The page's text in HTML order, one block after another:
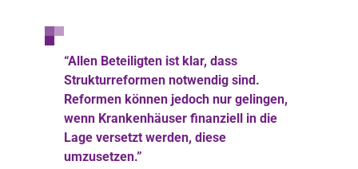
“Allen Beteiligten ist klar, dass
Strukturreformen notwendig sind.
Reformen können jedoch nur gelingen,
wenn Krankenhäuser finanziell in die
Lage versetzt werden, diese
umzusetzen.”